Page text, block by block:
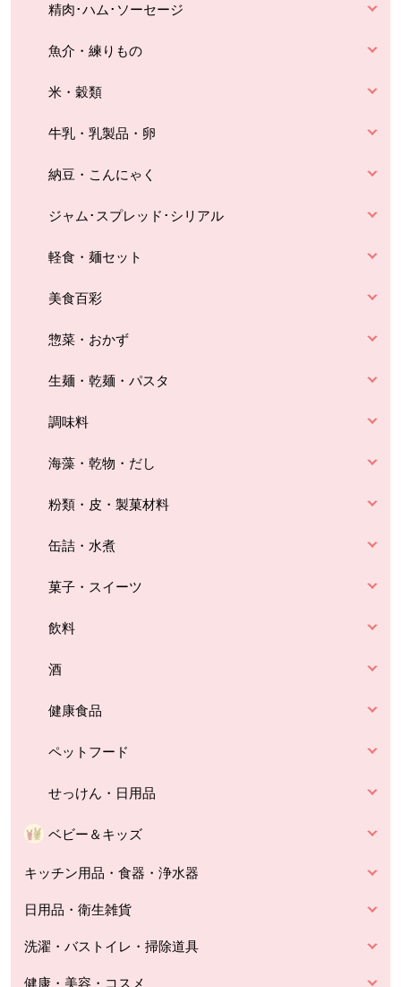
精肉･ハム･ソーセージ
魚介・練りもの
米・穀類
牛乳・乳製品・卵
納豆・こんにゃく
ジャム･スプレッド･シリアル
軽食・麺セット
美食百彩
惣菜・おかず
生麺・乾麺・パスタ
調味料
海藻・乾物・だし
粉類・皮・製菓材料
缶詰・水煮
菓子・スイーツ
飲料
酒
健康食品
ペットフード
せっけん・日用品
ベビー＆キッズ
キッチン用品・食器・浄水器
日用品・衛生雑貨
洗濯・バストイレ・掃除道具
健康・美容・コスメ